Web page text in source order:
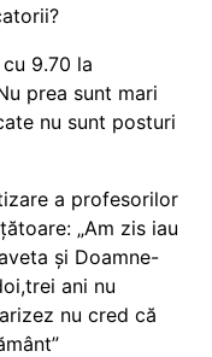
9.70 la
prea sunt mari
nu sunt posturi
a profesorilor
„Am zis iau
și Doamne-
ani nu
nu cred că